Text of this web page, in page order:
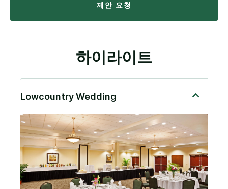
제안 요청
하이라이트